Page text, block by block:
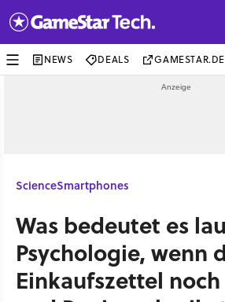
NEWS DEALS GAMESTAR.DE
ScienceSmartphones
Was bedeutet es
Psychologie, wenn
Einkaufszettel